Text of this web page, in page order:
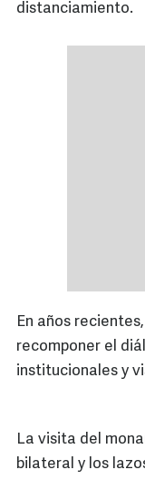
distanciamiento.
En años
recomponer el
institucionales y
La visita del
bilateral y los